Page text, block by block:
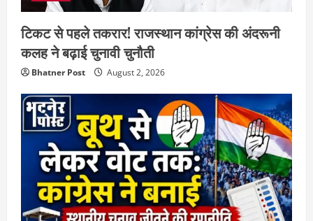
टिकट से पहले तकरार! राजस्थान कांग्रेस की अंदरूनी
कलह ने बढ़ाई चुनावी चुनौती
Bhatner Post August 2, 2026